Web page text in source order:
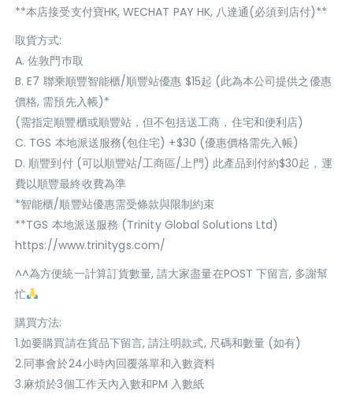
**本店接受支付寶HK, WECHAT PAY HK, 八達通(必須到店付)**
取貨方式:
A. 佐敦門巿取
B. E7 聯乘順豐智能櫃/順豐站優惠 $15起 (此為本公司提供之優惠
價格, 需預先入帳)*
(需指定順豐櫃或順豐站，但不包括送工商，住宅和便利店)
C. TGS 本地派送服務(包住宅) +$30 (優惠價格需先入帳)
D. 順豐到付 (可以順豐站/工商區/上門) 此產品到付約$30起，運
費以順豐最終收費為準
*智能櫃/順豐站優惠需受條款與限制約束
**TGS 本地派送服務 (Trinity Global Solutions Ltd)
https://www.trinitygs.com/
^^為方便統一計算訂貨數量, 請大家盡量在POST 下留言, 多謝幫
忙
購買方法:
1.如要購買請在貨品下留言, 請注明款式, 尺碼和數量 (如有)
2.同事會於24小時內回覆落單和入數資料
3.麻煩於3個工作天內入數和PM 入數紙